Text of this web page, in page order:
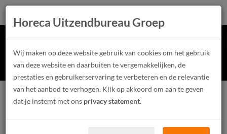
Wasteland 2024!
Festivalmedewerker Junior
Parttime
Horeca Uitzendbureau Groep
Wij maken op deze website gebruik van cookies om het gebruik
van deze website en daarbuiten te vergemakkelijken, de
prestaties en gebruikerservaring te verbeteren en de relevantie
van het aanbod te verhogen. Klik op akkoord om aan te geven
dat je instemt met ons privacy statement.